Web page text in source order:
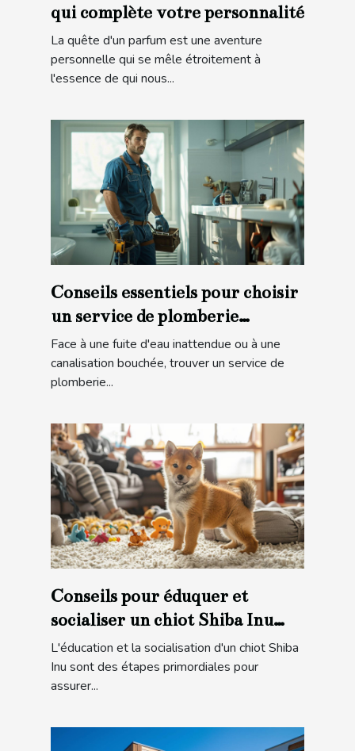
qui complète votre personnalité
La quête d'un parfum est une aventure
personnelle qui se mêle étroitement à
l'essence de qui nous...
Conseils essentiels pour choisir
un service de plomberie
d'urgence
Face à une fuite d'eau inattendue ou à une
canalisation bouchée, trouver un service de
plomberie...
Conseils pour éduquer et
socialiser un chiot Shiba Inu
pour une intégration familiale
réussie
L'éducation et la socialisation d'un chiot Shiba
Inu sont des étapes primordiales pour
assurer...